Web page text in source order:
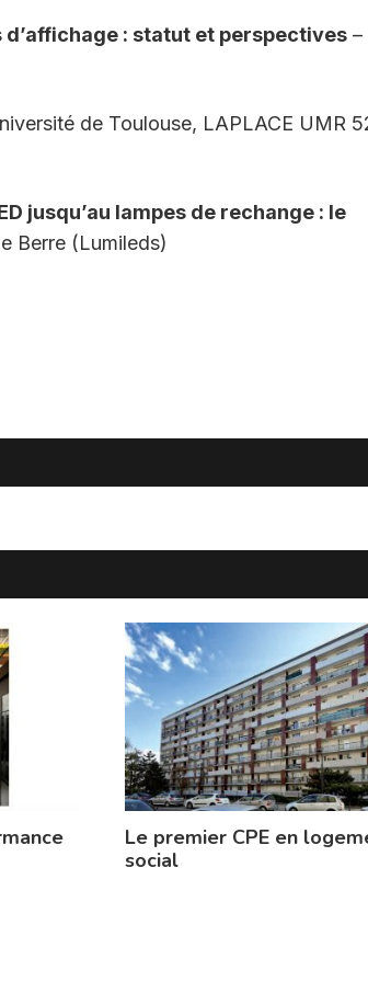
: statut et perspectives –
de Toulouse, LAPLACE UMR
jusqu’au lampes de rechange : le
Berre (Lumileds)
Le premier CPE en
social